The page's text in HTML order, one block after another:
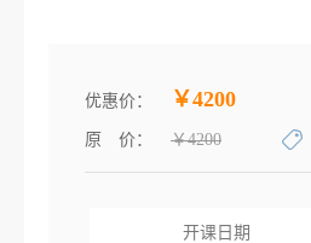
优惠价： ￥4200
原 价： ￥4200
开课日期